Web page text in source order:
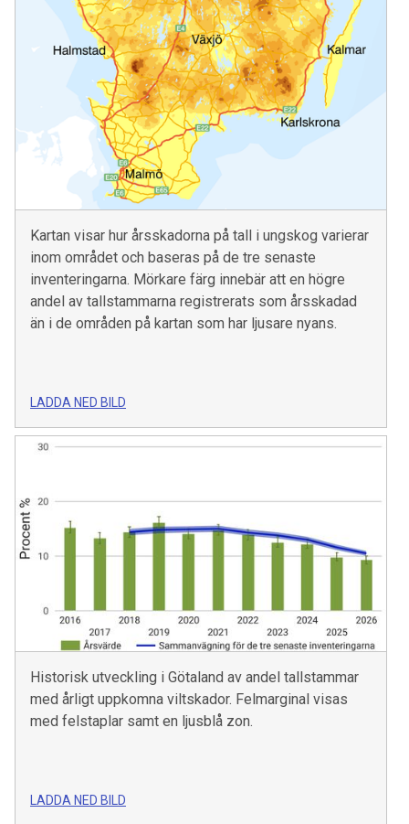
Kartan visar hur årsskadorna på tall i ungskog varierar
inom området och baseras på de tre senaste
inventeringarna. Mörkare färg innebär att en högre
andel av tallstammarna registrerats som årsskadad
än i de områden på kartan som har ljusare nyans.
LADDA NED BILD
Historisk utveckling i Götaland av andel tallstammar
med årligt uppkomna viltskador. Felmarginal visas
med felstaplar samt en ljusblå zon.
LADDA NED BILD